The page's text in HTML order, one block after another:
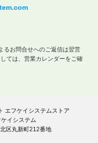
るお問合せへのご返信は翌営
ては、営業カレンダーをご確
エフケイシステムストア
イシステム
区丸新町212番地